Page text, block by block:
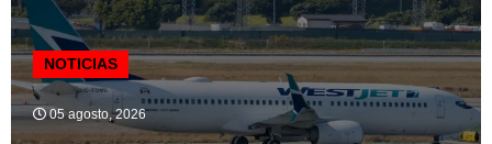
NOTICIAS
05 agosto, 2026